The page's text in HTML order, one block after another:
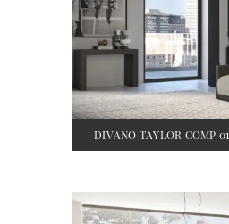
DIVANO TAYLOR COMP 01